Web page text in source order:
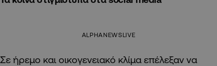
ALPHANEWSLIVE
Σε ήρεμο και οικογενειακό κλίμα επέλεξαν να